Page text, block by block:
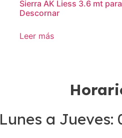
Sierra AK Liess 3.6 mt para
Descornar
Leer más
Lunes a Jueves: